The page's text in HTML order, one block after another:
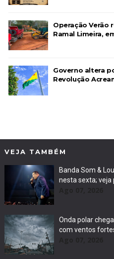
Operação Verão
Ramal Limeira,
Governo altera
Revolução
VEJA TAMBÉM
Banda Som &
nesta sexta; veja
Onda polar
com ventos